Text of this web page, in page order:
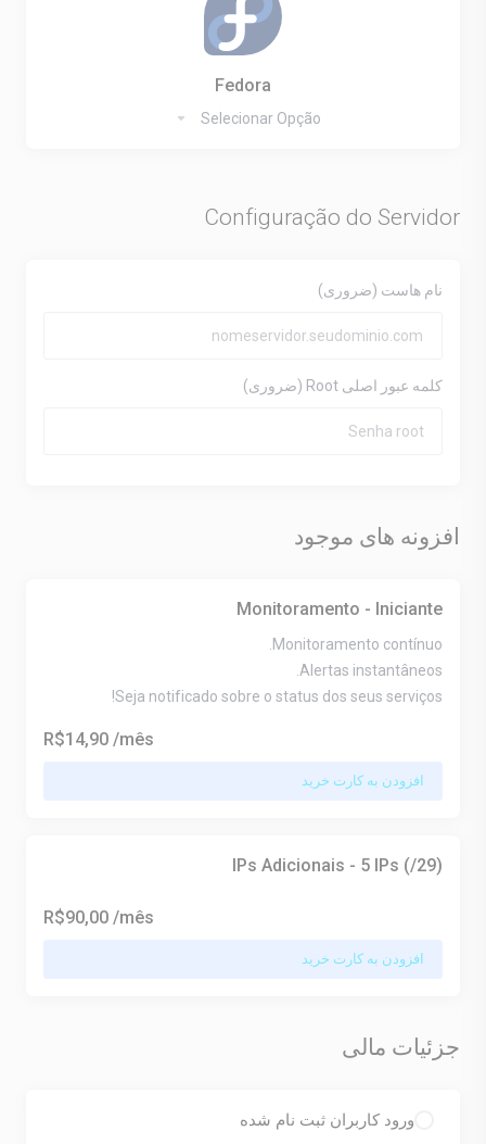
Fedora
Selecionar Opção
Configuração do Servidor
نام هاست (ضروری)
کلمه عبور اصلی Root (ضروری)
افزونه های موجود
Monitoramento - Iniciante
Monitoramento contínuo.
Alertas instantâneos.
Seja notificado sobre o status dos seus serviços!
افزودن به کارت خرید
R$14,90 /mês
IPs Adicionais - 5 IPs (/29)
افزودن به کارت خرید
R$90,00 /mês
جزئیات مالی
ورود کاربران ثبت نام شده